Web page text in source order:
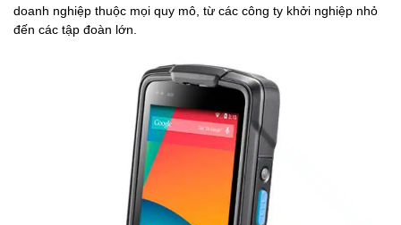
doanh nghiệp thuộc mọi quy mô, từ các công ty khởi nghiệp nhỏ
đến các tập đoàn lớn.